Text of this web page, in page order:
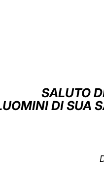
SALUTO
DI SUA